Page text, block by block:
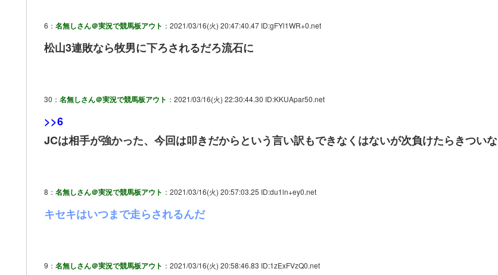
6： 名無しさん＠実況で競馬板アウト ：2021/03/16(火) 20:47:40.47 ID:gFYl1WR+0.net
松山3連敗なら牧男に下ろされるだろ流石に
30： 名無しさん＠実況で競馬板アウト ：2021/03/16(火) 22:30:44.30 ID:KKUApar50.net
>>6
JCは相手が強かった、今回は叩きだからという言い訳もできなくはないが次負けたらきついな
8： 名無しさん＠実況で競馬板アウト ：2021/03/16(火) 20:57:03.25 ID:du1ln+ey0.net
キセキはいつまで走らされるんだ
9： 名無しさん＠実況で競馬板アウト ：2021/03/16(火) 20:58:46.83 ID:1zExFVzQ0.net